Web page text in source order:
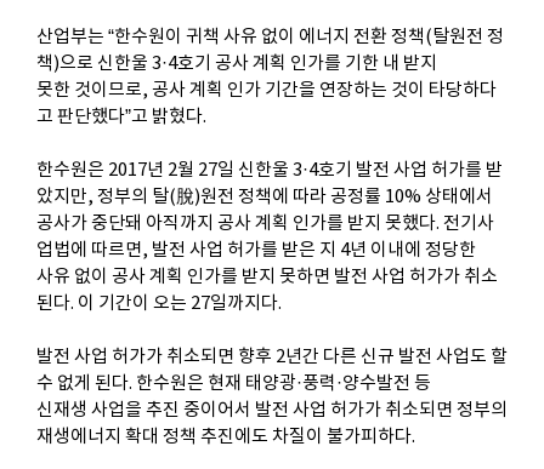
산업부는 “한수원이 귀책 사유 없이 에너지 전환 정책(탈원전 정
책)으로 신한울 3·4호기 공사 계획 인가를 기한 내 받지
못한 것이므로, 공사 계획 인가 기간을 연장하는 것이 타당하다
고 판단했다”고 밝혔다.
한수원은 2017년 2월 27일 신한울 3·4호기 발전 사업 허가를 받
았지만, 정부의 탈(脫)원전 정책에 따라 공정률 10% 상태에서
공사가중단돼 아직까지 공사 계획 인가를 받지 못했다. 전기사
업법에 따르면, 발전 사업 허가를 받은 지 4년 이내에 정당한
사유 없이 공사계획 인가를 받지 못하면 발전 사업 허가가 취소
된다. 이 기간이 오는 27일까지다.
발전 사업 허가가 취소되면 향후 2년간 다른 신규 발전 사업도 할
수 없게 된다. 한수원은 현재 태양광·풍력·양수발전 등
신재생 사업을 추진 중이어서 발전 사업 허가가 취소되면 정부의
재생에너지 확대 정책 추진에도 차질이 불가피하다.